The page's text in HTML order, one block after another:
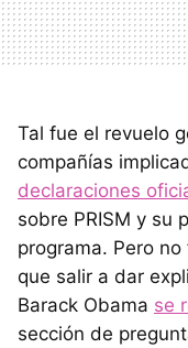
Tal fue el revuelo
compañías
declaraciones
sobre PRISM y su
programa. Pero
que salir a dar
Barack Obama se
sección de